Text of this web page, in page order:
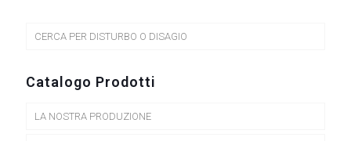
CERCA PER DISTURBO O DISAGIO
Catalogo Prodotti
LA NOSTRA PRODUZIONE